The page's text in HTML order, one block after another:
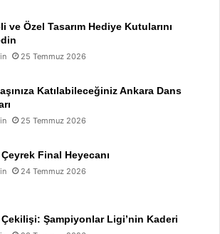
ve Özel Tasarım Hediye Kutularını
25 Temmuz 2026
Katılabileceğiniz Ankara Dans
25 Temmuz 2026
Çeyrek Final Heyecanı
24 Temmuz 2026
Çekilişi: Şampiyonlar Ligi’nin Kaderi